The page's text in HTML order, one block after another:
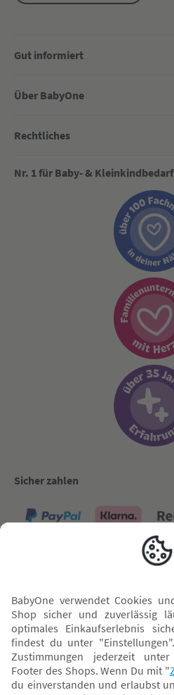
Gut informiert
Über BabyOne
Rechtliches
Nr. 1 für Baby- & Kleinkindbedarf
Sicher zahlen
Versand mit